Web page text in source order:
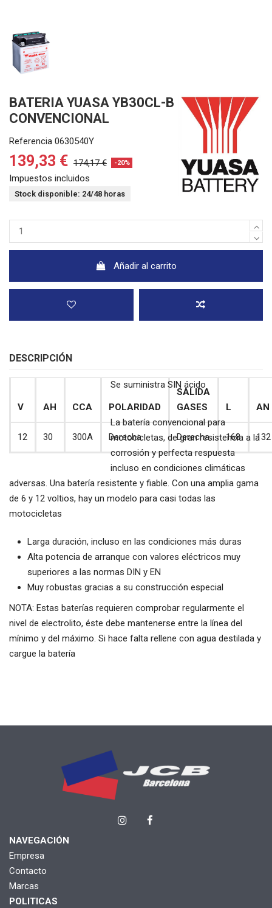
BATERIA YUASA YB30CL-B
CONVENCIONAL
Referencia 0630540Y
139,33 € 174,17 € -20%
Impuestos incluidos
Stock disponible: 24/48 horas
Añadir al carrito
DESCRIPCIÓN
V AH CCA POLARIDAD
SALIDA
GASES
L AN
12 30 300A Derecha Derecha 168 132
Se suministra SIN ácido
La batería convencional para
motocicletas, de gran resistencia a la
corrosión y perfecta respuesta
incluso en condiciones climáticas
adversas. Una batería resistente y fiable. Con una amplia gama
de 6 y 12 voltios, hay un modelo para casi todas las
motocicletas
Larga duración, incluso en las condiciones más duras
Alta potencia de arranque con valores eléctricos muy
superiores a las normas DIN y EN
Muy robustas gracias a su construcción especial
NOTA: Estas baterías requieren comprobar regularmente el
nivel de electrolito, éste debe mantenerse entre la línea del
mínimo y del máximo. Si hace falta rellene con agua destilada y
cargue la batería
NAVEGACIÓN
Empresa
Contacto
Marcas
POLITICAS